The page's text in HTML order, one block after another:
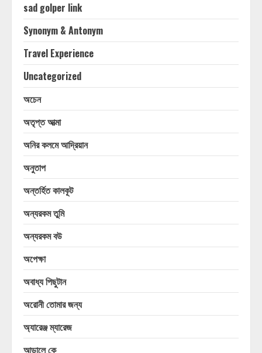
sad golper link
Synonym & Antonym
Travel Experience
Uncategorized
অচেন
অতৃপ্ত আত্মা
অনির কলমে আদ্রিয়ান
অনুতাপ
অন্তর্হিত কালকূট
অন্যরকম তুমি
অন্যরকম বউ
অপেক্ষা
অবাধ্য পিছুটান
অরোনী তোমার জন্য
অ্যারেঞ্জ ম্যারেজ
আড়ালে কে